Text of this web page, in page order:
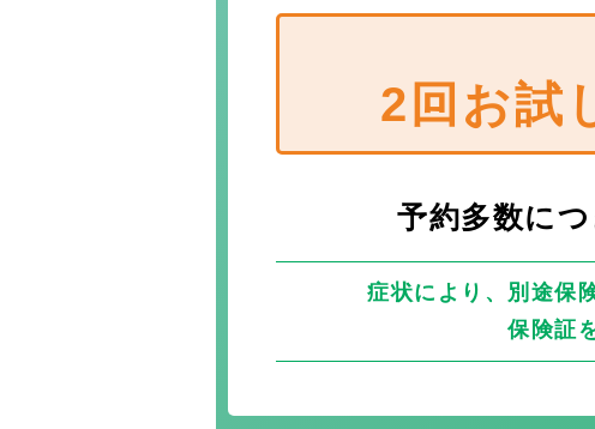
2回お試
予約多数に
症状により、別途保
保険証